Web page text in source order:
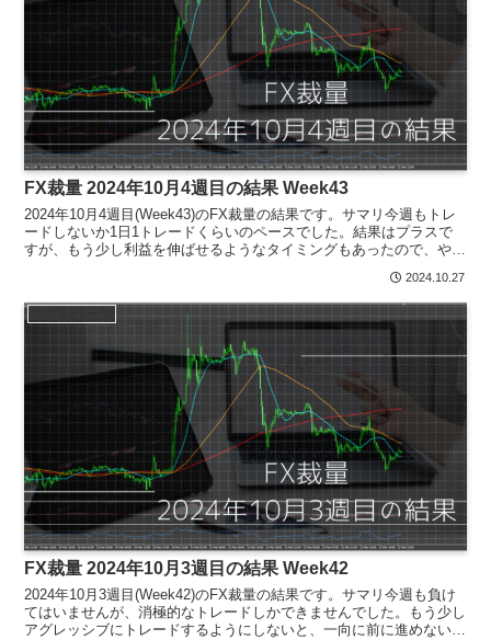
FX裁量 2024年10月4週目の結果 Week43
2024年10月4週目(Week43)のFX裁量の結果です。サマリ今週もトレ
ードしないか1日1トレードくらいのペースでした。結果はプラスで
すが、もう少し利益を伸ばせるようなタイミングもあったので、やは
2024.10.27
FX裁量 2024年10月3週目の結果 Week42
2024年10月3週目(Week42)のFX裁量の結果です。サマリ今週も負け
てはいませんが、消極的なトレードしかできませんでした。もう少し
アグレッシブにトレードするようにしないと、一向に前に進めないで